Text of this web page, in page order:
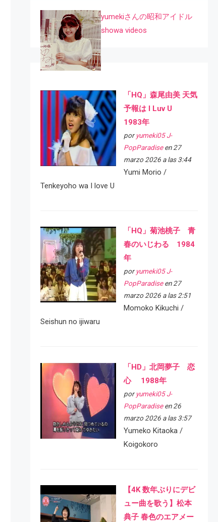
yumekiさんの昭和アイドル
showa videos
「HQ」森尾由美 天気
予報は I Luv U
1983年
por yumeki05 J-
PopParadiseen 27
marzo 2026 a las 3:44
Yumi Morio /
Tenkeyoho wa I love U
「HQ」菊池桃子 青
春のいじわる 1984
年
por yumeki05 J-
PopParadiseen 27
marzo 2026 a las 2:51
Momoko Kikuchi /
Seishun no ijiwaru
「HD」北岡夢子 恋
心 1988年
por yumeki05 J-
PopParadiseen 26
marzo 2026 a las 3:57
Yumeko Kitaoka /
Koigokoro
【4K 数年ぶりにデビ
ュー曲を歌う】松本
典子 春色のエアメー